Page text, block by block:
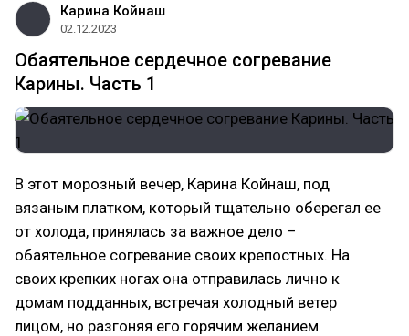
Карина Койнаш
02.12.2023
Обаятельное cердечное cогревание
Карины. Часть 1
В этот морозный вечер, Карина Койнаш, под
вязаным платком, который тщательно оберегал ее
от холода, принялась за важное дело –
обаятельное согревание своих крепостных. На
своих крепких ногах она отправилась лично к
домам подданных, встречая холодный ветер
лицом, но разгоняя его горячим желанием